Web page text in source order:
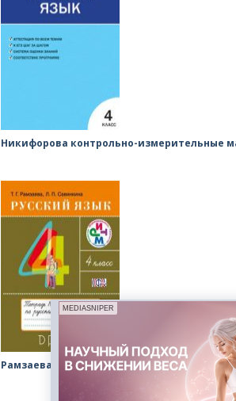
Никифорова контрольно-измерительные
Рамзаева рабочая тетрадь
MEDIASNIPER